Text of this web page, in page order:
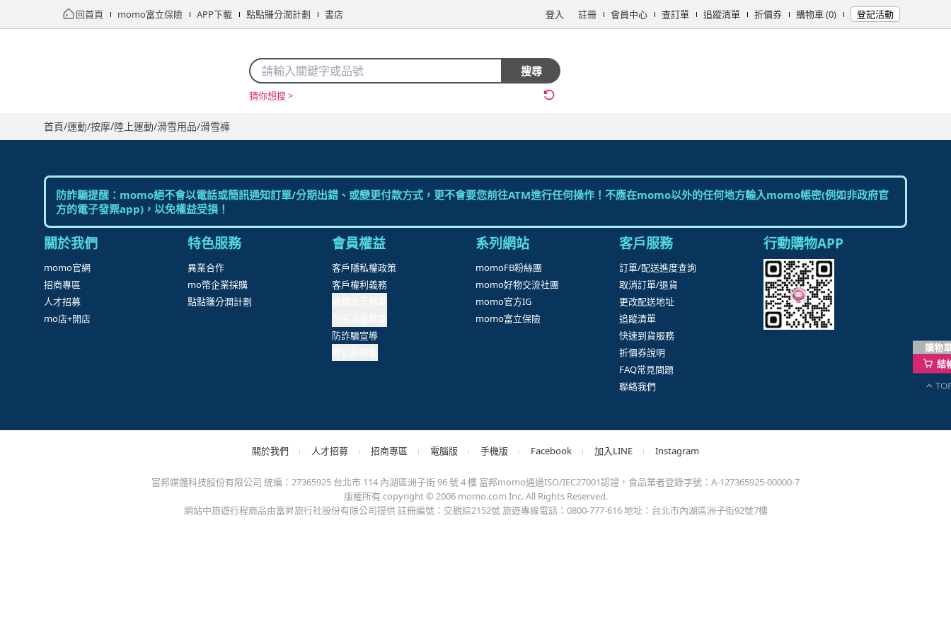
回首頁 momo富立保險 APP下載 點點賺分潤計劃 書店 登入 註冊 會員中心 查訂單 追蹤清單 折價券 購物車 (0) 登記活動
搜尋
猜你想搜 >
首頁/運動/按摩/陸上運動/滑雪用品/滑雪褲
購物
結
防詐騙提醒：momo絕不會以電話或簡訊通知訂單/分期出錯、或變更付款方式，更不會要您前往ATM進行任何操作！不應在momo以外的任何地方輸入momo帳密(例如非政府官
方的電子發票app)，以免權益受損！
關於我們
momo官網
招商專區
人才招募
mo店+開店
特色服務
異業合作
mo幣企業採購
點點賺分潤計劃
會員權益
客戶隱私權政策
客戶權利義務
防詐騙宣導
系列網站
momoFB粉絲團
momo好物交流社團
momo官方IG
momo富立保險
客戶服務
訂單/配送進度查詢
取消訂單/退貨
更改配送地址
追蹤清單
快速到貨服務
折價券說明
FAQ常見問題
聯絡我們
行動購物APP
關於我們 人才招募 招商專區 電腦版 手機版 Facebook 加入LINE Instagram
富邦媒體科技股份有限公司 統編：27365925 台北市 114 內湖區洲子街 96 號 4 樓 富邦momo通過ISO/IEC27001認證，食品業者登錄字號：A-127365925-00000-7
版權所有 copyright © 2006 momo.com Inc. All Rights Reserved.
網站中旅遊行程商品由富昇旅行社股份有限公司提供 註冊編號：交觀綜2152號 旅遊專線電話：0800-777-616 地址：台北市內湖區洲子街92號7樓